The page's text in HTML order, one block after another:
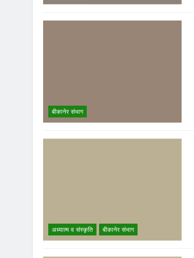
बीकानेर संभाग
अध्यात्म व संस्कृति बीकानेर संभाग